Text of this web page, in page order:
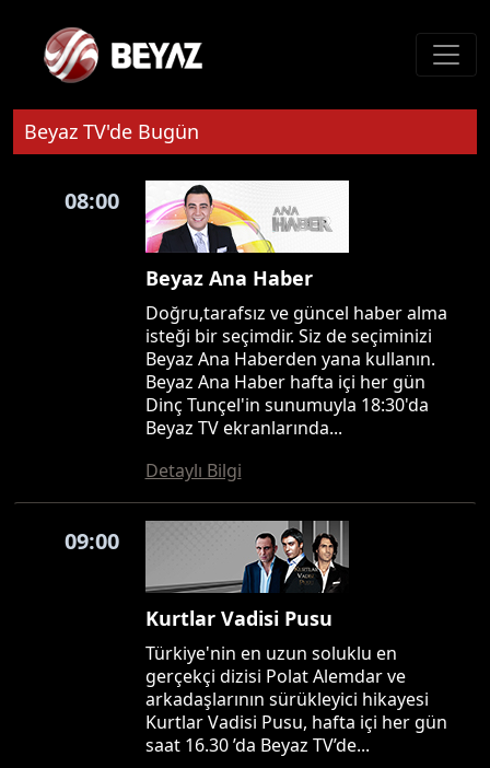
Beyaz TV'de Bugün
08:00
Beyaz Ana Haber
Doğru,tarafsız ve güncel haber alma
isteği bir seçimdir. Siz de seçiminizi
Beyaz Ana Haberden yana kullanın.
Beyaz Ana Haber hafta içi her gün
Dinç Tunçel'in sunumuyla 18:30'da
Beyaz TV ekranlarında...
Detaylı Bilgi
09:00
Kurtlar Vadisi Pusu
Türkiye'nin en uzun soluklu en
gerçekçi dizisi Polat Alemdar ve
arkadaşlarının sürükleyici hikayesi
Kurtlar Vadisi Pusu, hafta içi her gün
saat 16.30 ’da Beyaz TV’de...